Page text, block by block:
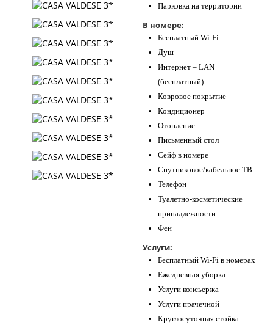
Парковка на территории
В номере:
Бесплатный Wi-Fi
Душ
Интернет – LAN
(бесплатный)
Ковровое покрытие
Кондиционер
Отопление
Письменный стол
Сейф в номере
Спутниковое/кабельное ТВ
Телефон
Туалетно-косметические
принадлежности
Фен
Услуги:
Бесплатный Wi-Fi в номерах
Ежедневная уборка
Услуги консьержа
Услуги прачечной
Круглосуточная стойка